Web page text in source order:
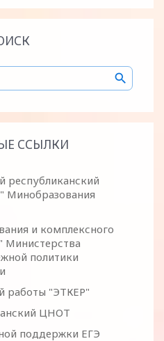
ССЫЛКИ
Минобразования
и комплексного
Министерства
политики
работы "ЭТКЕР"
ЦНОТ
поддержки ЕГЭ